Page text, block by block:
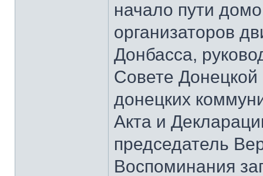
начало пути
организаторов
Донбасса,
Совете
донецких
Акта и
председатель
Воспоминания